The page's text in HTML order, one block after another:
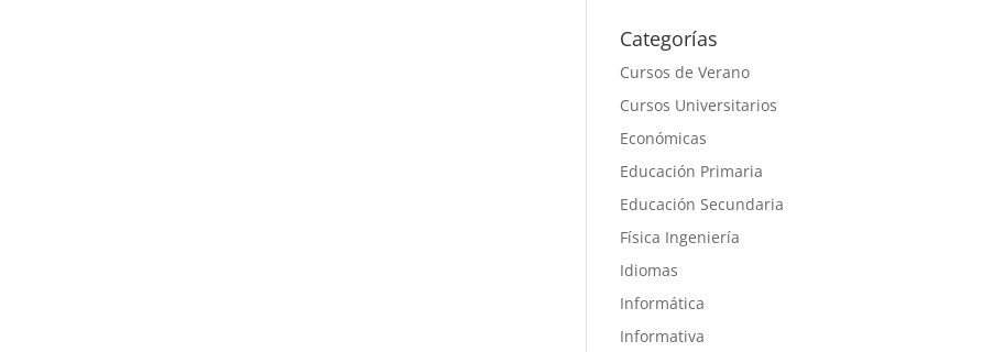
Categorías
Cursos de Verano
Cursos Universitarios
Económicas
Educación Primaria
Educación Secundaria
Física Ingeniería
Idiomas
Informática
Informativa